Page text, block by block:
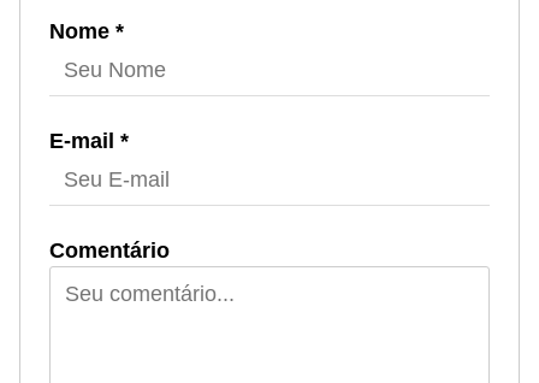
Nome *
E-mail *
Comentário